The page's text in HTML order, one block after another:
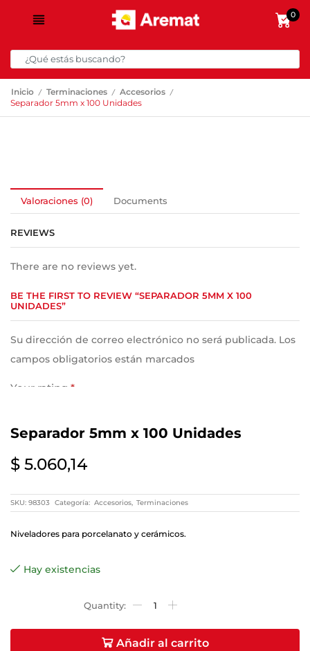
0
Inicio / Terminaciones / Accesorios /
Separador 5mm x 100 Unidades
Valoraciones (0) Documents
REVIEWS
There are no reviews yet.
BE THE FIRST TO REVIEW “SEPARADOR 5MM X 100
UNIDADES”
Su dirección de correo electrónico no será publicada. Los
campos obligatorios están marcados
Your rating *
Your review*
Separador 5mm x 100 Unidades
$ 5.060,14
SKU: 98303 Categoría: Accesorios, Terminaciones
Niveladores para porcelanato y cerámicos.
Hay existencias
Añadir al carrito